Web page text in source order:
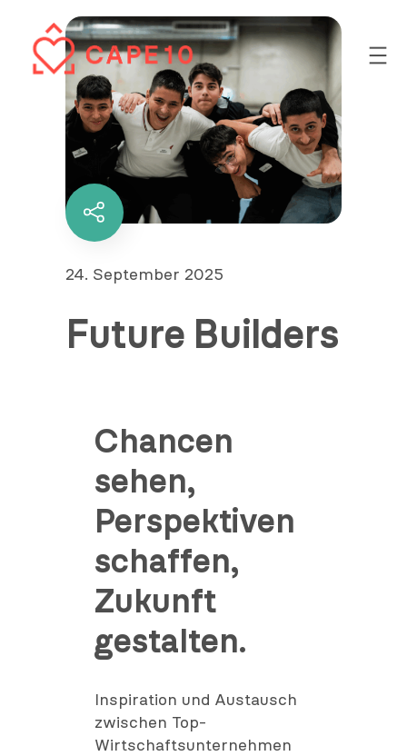
Inhalt
springen
Diesen
Inhalt
Veröffentlicht
24. September 2025
Future Builders
Chancen
sehen,
Perspektiven
schaffen,
Zukunft
gestalten.
Inspiration und Austausch
zwischen Top-
Wirtschaftsunternehmen